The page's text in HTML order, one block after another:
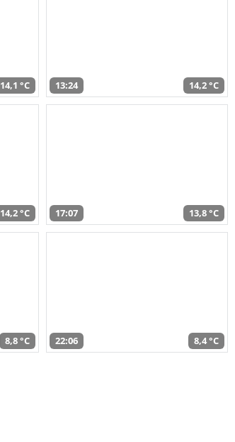
14,1 °C 13:24 14,2 °C
14,2 °C 17:07 13,8 °C
8,8 °C 22:06 8,4 °C